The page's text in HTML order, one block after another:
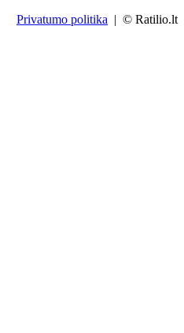
Privatumo politika | © Ratilio.lt